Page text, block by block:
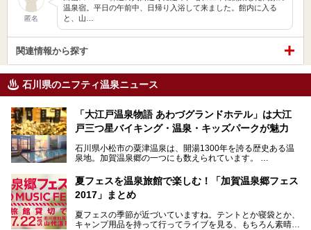
匿名
温泉宿。平日の午前中、日帰り入浴して来ました。館内に入る
と、山…
関連情報から探す
石川県のニフティ温泉ニュース
「大江戸温泉物語 あわづグランドホテル」は大江
戸三つ星バイキング・温泉・キッズパークが魅力
石川県小松市の粟津温泉は、開湯1300年を誇る歴史ある温
泉地。加賀温泉郷の一つにも数えられています。
その粟津温泉に建つ「大江戸温泉物語 あわづグランドホテ
ル」（以下、あわづグランドホテル）は客室数97室のホテ
ルで、昨年2024年12月に露天風呂を新設。充実したキッズ
2025年7月からは「大江戸三つ星バイキング」がスタート！
夏フェスを温泉旅館で楽しむ！「加賀温泉郷フェス
2017」まとめ
夏フェスの季節が近づいていますね。テントとか寝袋とか、
キャンプ用品を持って行ってライブを見る、もちろん素晴ら